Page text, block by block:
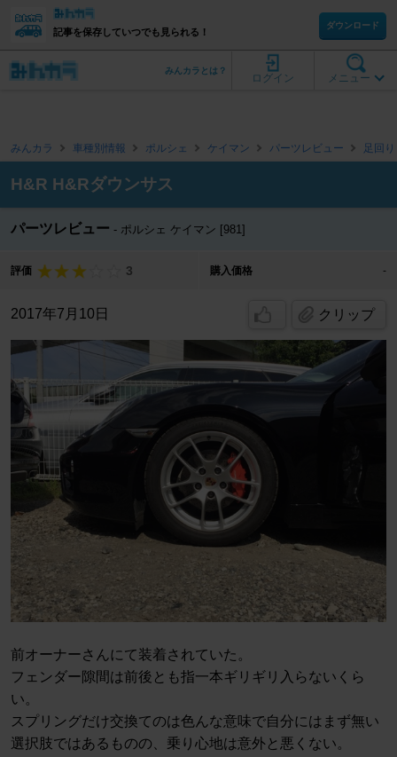
記事を保存していつでも見られる！
ダウンロード
メニュー
ログイン
みんカラとは？
みんカラ 車種別情報 ポルシェ ケイマン パーツレビュー 足回り
H&R H&Rダウンサス
パーツレビュー ポルシェ ケイマン [981]
評価 3 購入価格 -
2017年7月10日 クリップ
前オーナーさんにて装着されていた。
フェンダー隙間は前後とも指一本ギリギリ入らないくら
い。
スプリングだけ交換てのは色んな意味で自分にはまず無い
選択肢ではあるものの、乗り心地は意外と悪くない。